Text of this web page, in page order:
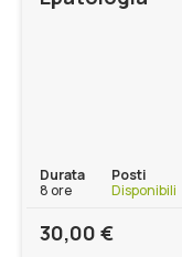
Durata
8 ore
Posti
Disponibili
30,00 €